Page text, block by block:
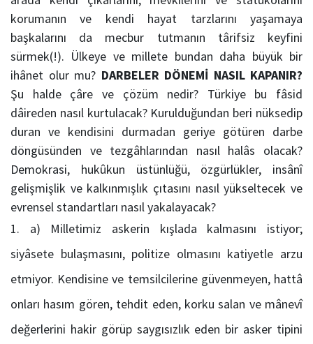
korumanın ve kendi hayat tarzlarını yaşamaya
başkalarını da mecbur tutmanın târifsiz keyfini
sürmek(!). Ülkeye ve millete bundan daha büyük bir
ihânet olur mu? DARBELER DÖNEMİ NASIL KAPANIR?
Şu halde çâre ve çözüm nedir? Türkiye bu fâsid
dâireden nasıl kurtulacak? Kurulduğundan beri nüksedip
duran ve kendisini durmadan geriye götüren darbe
döngüsünden ve tezgâhlarından nasıl halâs olacak?
Demokrasi, hukûkun üstünlüğü, özgürlükler, insânî
gelişmişlik ve kalkınmışlık çıtasını nasıl yükseltecek ve
evrensel standartları nasıl yakalayacak?
a) Milletimiz askerin kışlada kalmasını istiyor;
siyâsete bulaşmasını, politize olmasını katiyetle arzu
etmiyor. Kendisine ve temsilcilerine güvenmeyen, hattâ
onları hasım gören, tehdit eden, korku salan ve mânevî
değerlerini hakir görüp saygısızlık eden bir asker tipini